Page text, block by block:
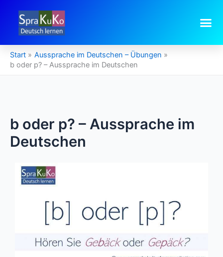
springen
Start
Aussprache im Deutschen – Übungen
b oder p? – Aussprache im Deutschen
b oder p? – Aussprache im
Deutschen